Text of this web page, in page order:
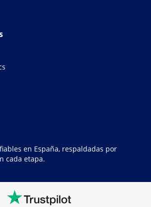
en España, respaldadas por
cada etapa.